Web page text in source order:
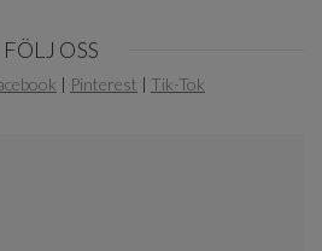
FÖLJ OSS
| Pinterest | Tik-Tok